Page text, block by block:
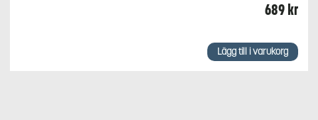
689kr
Lägg till i varukorg